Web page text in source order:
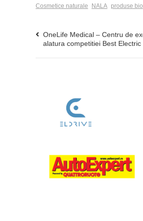
Cosmetice naturale NALA produse bio
OneLife Medical – Centru de
alatura competitiei Best Electric